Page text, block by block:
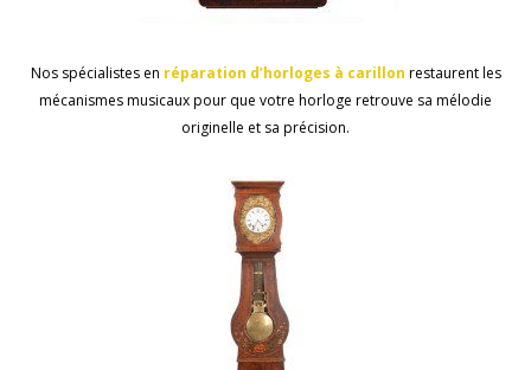
Nos spécialistes en réparation d’horloges à carillon restaurent les
mécanismes musicaux pour que votre horloge retrouve sa mélodie
originelle et sa précision.